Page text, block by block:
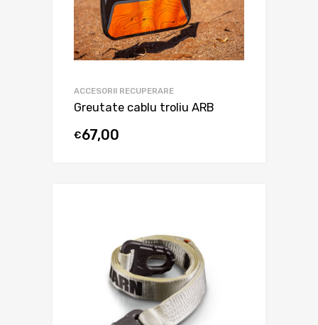
ACCESORII RECUPERARE
Greutate cablu troliu ARB
€67,00